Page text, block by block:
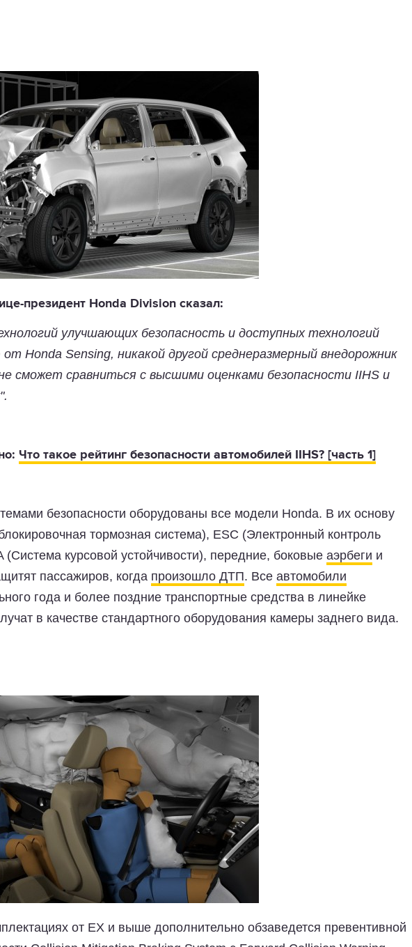
президент Honda Division сказал:
улучшающих безопасность и доступных технологий
Honda Sensing, никакой другой среднеразмерный внедорожник
сможет сравниться с высшими оценками безопасности IIHS и
Что такое рейтинг безопасности автомобилей IIHS? [часть 1]
безопасности оборудованы все модели Honda. В их основу
тормозная система), ESC (Электронный контроль
(Система курсовой устойчивости), передние, боковые аэрбеги и
пассажиров, когда произошло ДТП. Все автомобили
года и более поздние транспортные средства в линейке
в качестве стандартного оборудования камеры заднего вида.
от EX и выше дополнительно обзаведется превентивной